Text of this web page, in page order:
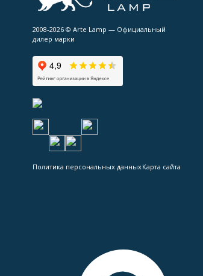
2008-2026 © Arte Lamp — Официальный
дилер марки
Политика персональных данныхКарта сайта